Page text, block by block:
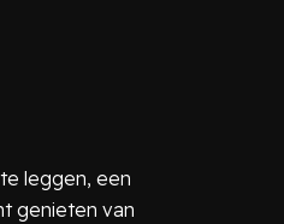
leggen, een
genieten van